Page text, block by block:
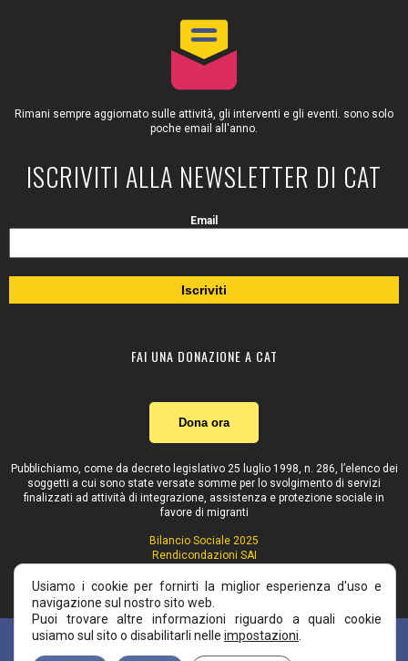
Rimani sempre aggiornato sulle attività, gli interventi e gli eventi. sono solo
poche email all'anno.
ISCRIVITI ALLA NEWSLETTER DI CAT
Email
FAI UNA DONAZIONE A CAT
Dona ora
Pubblichiamo, come da decreto legislativo 25 luglio 1998, n. 286, l’elenco dei
soggetti a cui sono state versate somme per lo svolgimento di servizi
finalizzati ad attività di integrazione, assistenza e protezione sociale in
favore di migranti
Bilancio Sociale 2025
Rendicondazioni SAI
Powered byLa Pivot
Usiamo i cookie per fornirti la miglior esperienza d'uso e
navigazione sul nostro sito web.
Puoi trovare altre informazioni riguardo a quali cookie
usiamo sul sito o disabilitarli nelle impostazioni